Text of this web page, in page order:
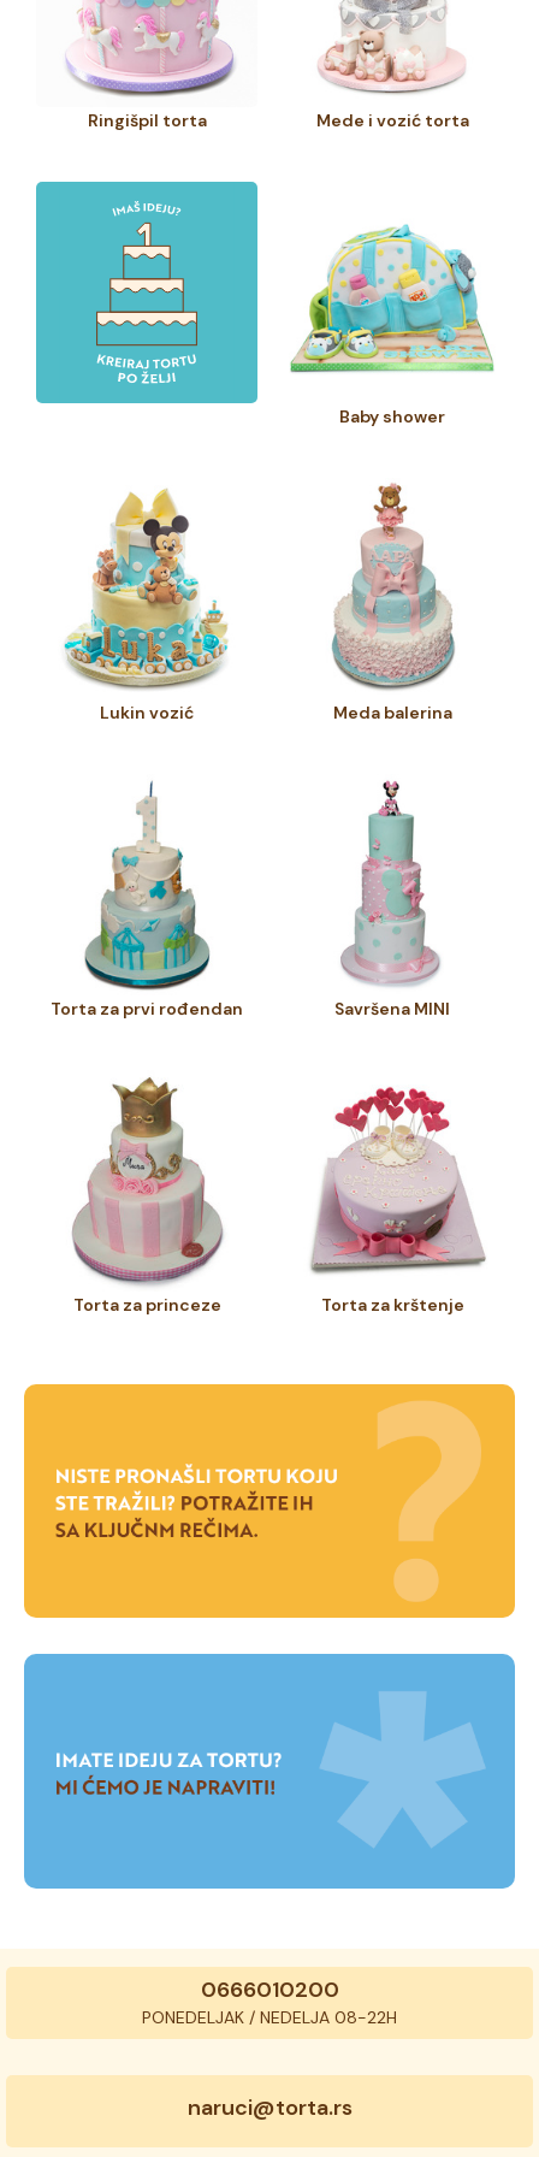
Ringišpil torta Mede i vozić torta
Baby shower
Lukin vozić Meda balerina
Torta za prvi rođendan Savršena MINI
Torta za princeze Torta za krštenje
0666010200
PONEDELJAK / NEDELJA 08-22H
naruci@torta.rs